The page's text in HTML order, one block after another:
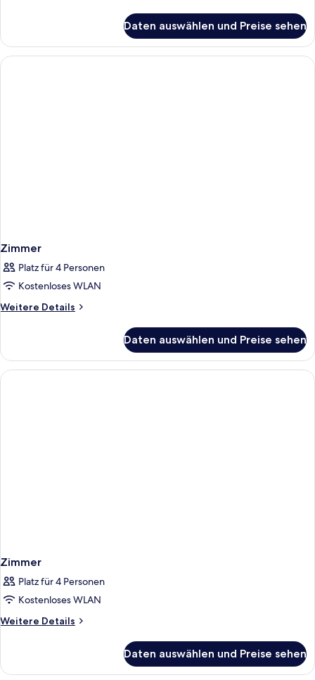
barrierefrei,
Nichtraucher
Daten auswählen und Preise sehen
Zimmer
Platz für 4 Personen
Kostenloses WLAN
Weitere Details
Weitere
Daten auswählen und Preise sehen
Zimmer
Platz für 4 Personen
Kostenloses WLAN
Weitere Details
Weitere
Daten auswählen und Preise sehen